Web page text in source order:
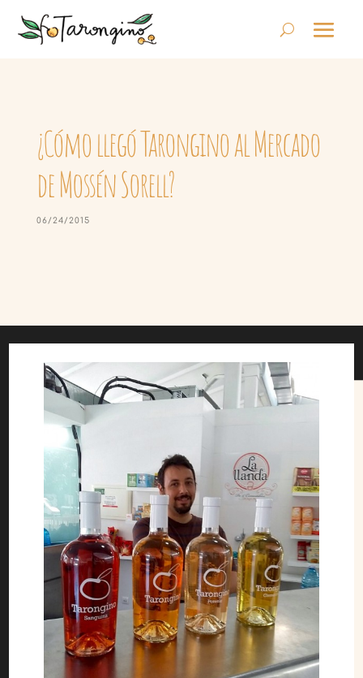
¿Cómo llegó Tarongino al Mercado
de Mossén Sorell?
06/24/2015